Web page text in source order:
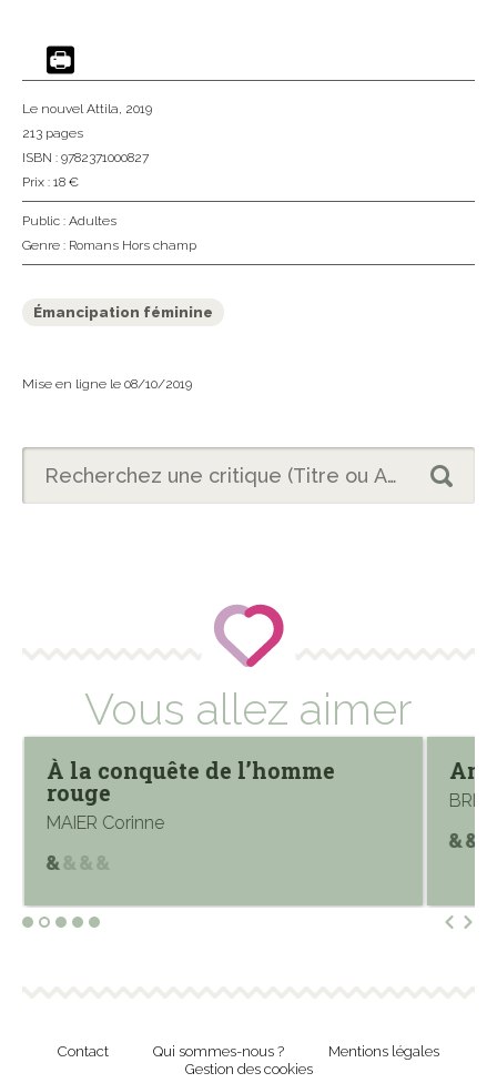
Le nouvel Attila, 2019
213 pages
ISBN : 9782371000827
Prix : 18 €
Public : Adultes
Genre : Romans Hors champ
Émancipation féminine
Mise en ligne le 08/10/2019
Vous allez aimer
À la conquête de l’homme
rouge
MAIER Corinne
Contact Qui sommes-nous ?
Mentions légales
Gestion des cookies